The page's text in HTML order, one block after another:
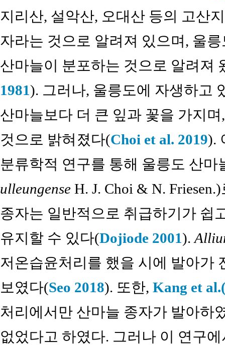
지리산, 설악산, 오대산 등의 고산
자라는 것으로 알려져 있으며, 울
산마늘이 분포하는 것으로 알려져
1981). 그러나, 울릉도에 자생하고
산마늘보다 더 큰 잎과 꽃을 가지
것으로 밝혀졌다(Choi et al. 2019).
분류학적 연구를 통해 울릉도 산
ulleungense H. J. Choi & N.
종자는 일반적으로 취급하기가 쉽
유지할 수 있다(Dojiode 2001).
저온습윤처리를 했을 시에 발아가
보였다(Seo 2018). 또한, Kang et
처리에서만 산마늘 종자가 발아하
없었다고 하였다. 그러나 이 연구